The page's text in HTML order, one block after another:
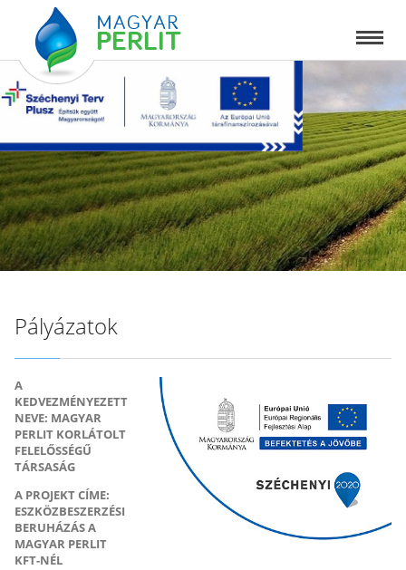
Pályázatok
A
KEDVEZMÉNYEZETT
NEVE: MAGYAR
PERLIT KORLÁTOLT
FELELŐSSÉGŰ
TÁRSASÁG
A PROJEKT CÍME:
ESZKÖZBESZERZÉSI
BERUHÁZÁS A
MAGYAR PERLIT
KFT-NÉL